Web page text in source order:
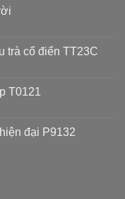
trà cổ điển TT23C
T0121
đại P9132